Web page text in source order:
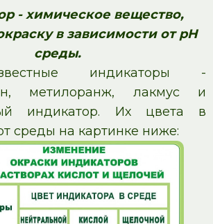
- химическое вещество,
в зависимости от pH
среды.
индикаторы -
метилоранж, лакмус и
индикатор. Их цвета в
среды на картинке ниже: